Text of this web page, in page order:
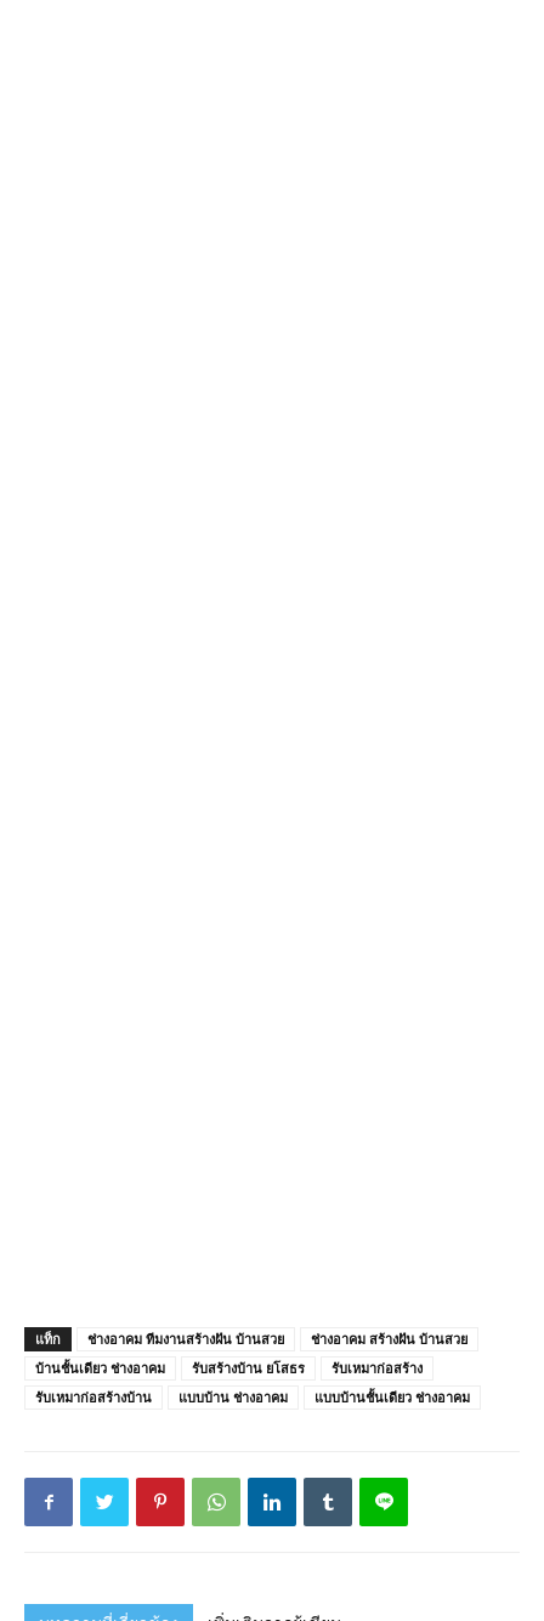
แท็ก ช่างอาคม ทีมงานสร้างฝัน บ้านสวย
ช่างอาคม สร้างฝัน บ้านสวย
บ้านชั้นเดียว ช่างอาคม
รับสร้างบ้าน ยโสธร
รับเหมาก่อสร้าง
รับเหมาก่อสร้างบ้าน
แบบบ้าน ช่างอาคม แบบบ้านชั้นเดียว ช่างอาคม